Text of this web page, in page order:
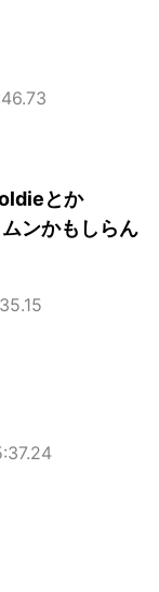
とか
ンかもしらん